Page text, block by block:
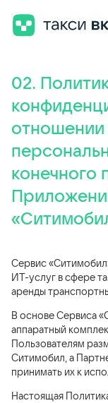
02.
отношении
конечного
Сервис
ИТ-услуг в сфере
аренды
В основе Сервиса
аппаратный
Пользователям
Ситимобил, а
принимать их к
Настоящая